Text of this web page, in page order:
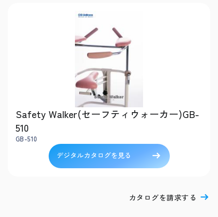
Safety Walker(セーフティウォーカー)GB-
510
GB-510
デジタルカタログを見る
カタログを請求する